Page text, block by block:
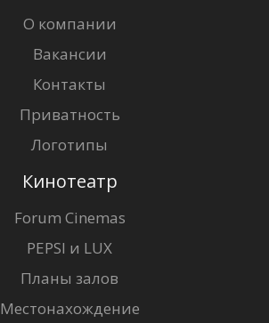
О компании
Вакансии
Контакты
Приватность
Логотипы
Кинотеатр
Forum Cinemas
PEPSI и LUX
Планы залов
Местонахождение